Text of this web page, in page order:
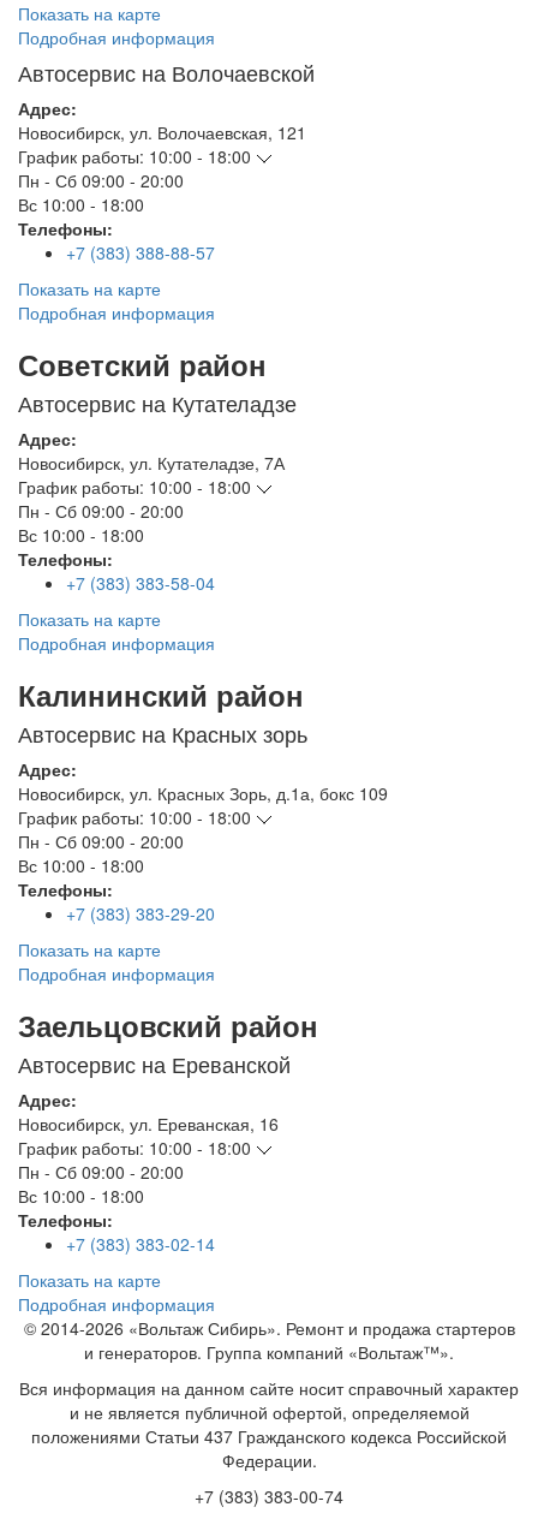
Показать на карте
Подробная информация
Автосервис на Волочаевской
Адрес:
Новосибирск, ул. Волочаевская, 121
График работы: 10:00 - 18:00
Пн - Сб 09:00 - 20:00
Вс 10:00 - 18:00
Телефоны:
+7 (383) 388-88-57
Показать на карте
Подробная информация
Советский район
Автосервис на Кутателадзе
Адрес:
Новосибирск, ул. Кутателадзе, 7А
График работы: 10:00 - 18:00
Пн - Сб 09:00 - 20:00
Вс 10:00 - 18:00
Телефоны:
+7 (383) 383-58-04
Показать на карте
Подробная информация
Калининский район
Автосервис на Красных зорь
Адрес:
Новосибирск, ул. Красных Зорь, д.1а, бокс 109
График работы: 10:00 - 18:00
Пн - Сб 09:00 - 20:00
Вс 10:00 - 18:00
Телефоны:
+7 (383) 383-29-20
Показать на карте
Подробная информация
Заельцовский район
Автосервис на Ереванской
Адрес:
Новосибирск, ул. Ереванская, 16
График работы: 10:00 - 18:00
Пн - Сб 09:00 - 20:00
Вс 10:00 - 18:00
Телефоны:
+7 (383) 383-02-14
Показать на карте
Подробная информация
© 2014-2026 «Вольтаж Сибирь». Ремонт и продажа стартеров
и генераторов. Группа компаний «Вольтаж™».
Вся информация на данном сайте носит справочный характер
и не является публичной офертой, определяемой
положениями Статьи 437 Гражданского кодекса Российской
Федерации.
+7 (383) 383-00-74